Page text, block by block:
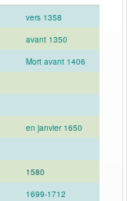
vers 1358
avant 1350
Mort avant 1406
en janvier 1650
1580
1699-1712